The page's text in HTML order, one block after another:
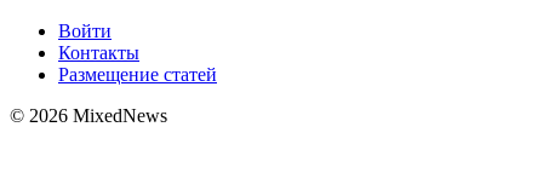
Войти
Контакты
Размещение статей
© 2026 MixedNews